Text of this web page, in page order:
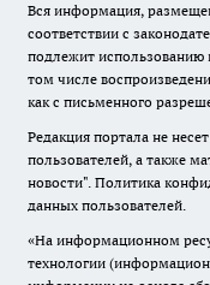
Вся информация,
соответствии с
подлежит
том числе
как с письменного
Редакция портала не
пользователей, а также
новости". Политика
данных пользователей.
«На информационном
технологии